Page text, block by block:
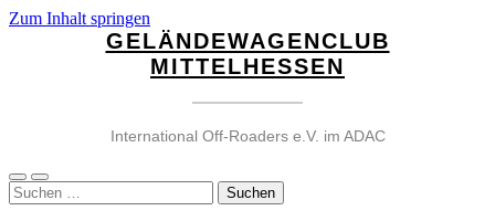
Zum Inhalt springen
GELÄNDEWAGENCLUB
MITTELHESSEN
International Off-Roaders e.V. im ADAC
Mobile-
Menü
Suchfeld
ein-/ausblenden
Suchen
nach: